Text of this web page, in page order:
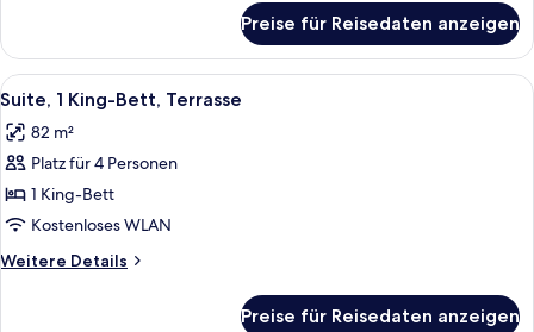
Suite,
1 King-
Bett
Preise für Reisedaten anzeigen
Alle
Fotos
für
Suite,
1 King-
Bett,
Terrasse
anzeigen
Ein modernes Hotelzimmer mit einer
4
Suite, 1 King-Bett, Terrasse
82 m²
Platz für 4 Personen
1 King-Bett
Kostenloses WLAN
Weitere Details
Weitere
Preise für Reisedaten anzeigen